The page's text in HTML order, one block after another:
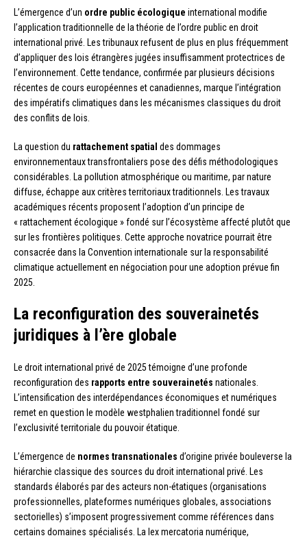
L’émergence d’un ordre public écologique international modifie
l’application traditionnelle de la théorie de l’ordre public en droit
international privé. Les tribunaux refusent de plus en plus fréquemment
d’appliquer des lois étrangères jugées insuffisamment protectrices de
l’environnement. Cette tendance, confirmée par plusieurs décisions
récentes de cours européennes et canadiennes, marque l’intégration
des impératifs climatiques dans les mécanismes classiques du droit
des conflits de lois.
La question du rattachement spatial des dommages
environnementaux transfrontaliers pose des défis méthodologiques
considérables. La pollution atmosphérique ou maritime, par nature
diffuse, échappe aux critères territoriaux traditionnels. Les travaux
académiques récents proposent l’adoption d’un principe de
« rattachement écologique » fondé sur l’écosystème affecté plutôt que
sur les frontières politiques. Cette approche novatrice pourrait être
consacrée dans la Convention internationale sur la responsabilité
climatique actuellement en négociation pour une adoption prévue fin
2025.
La reconfiguration des souverainetés
juridiques à l’ère globale
Le droit international privé de 2025 témoigne d’une profonde
reconfiguration des rapports entre souverainetés nationales.
L’intensification des interdépendances économiques et numériques
remet en question le modèle westphalien traditionnel fondé sur
l’exclusivité territoriale du pouvoir étatique.
L’émergence de normes transnationales d’origine privée bouleverse la
hiérarchie classique des sources du droit international privé. Les
standards élaborés par des acteurs non-étatiques (organisations
professionnelles, plateformes numériques globales, associations
sectorielles) s’imposent progressivement comme références dans
certains domaines spécialisés. La lex mercatoria numérique,